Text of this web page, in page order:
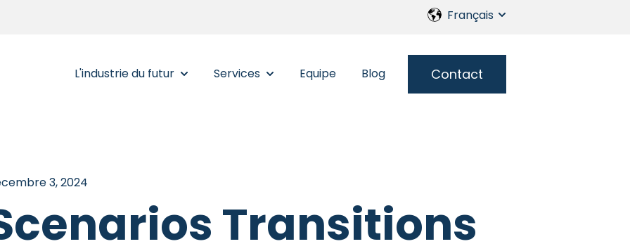
Français
L'industrie du futur Show submenu for L'industrie du futur
Services Show submenu for Services
Equipe Blog Contact
3, 2024
Transitions